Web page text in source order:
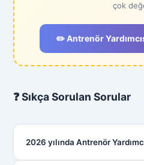
çok
✏️ Antrenör
❓ Sıkça Sorulan Sorular
2026 yılında Antrenör